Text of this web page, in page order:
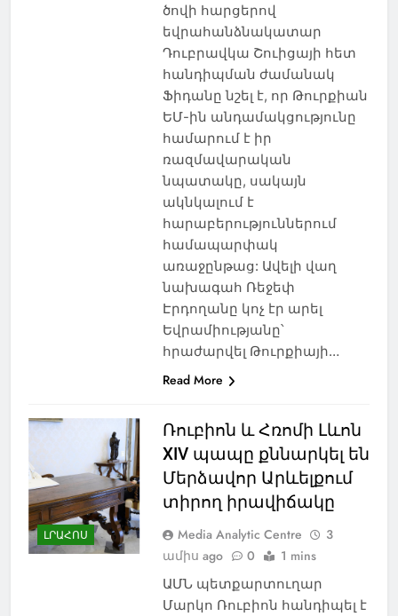
ծովի հարցերով
եվրահանձնակատար
Դուբրավկա Շուիցայի հետ
հանդիպման ժամանակ
Ֆիդանը նշել է, որ Թուրքիան
ԵՄ-ին անդամակցությունը
համարում է իր
ռազմավարական
նպատակը, սակայն
ակնկալում է
հարաբերություններում
համապարփակ
առաջընթաց: Ավելի վաղ
նախագահ Ռեջեփ
Էրդողանը կոչ էր արել
Եվրամիությանը՝
հրաժարվել Թուրքիայի…
Read More
ԼՐԱՀՈՍ
Ռուբիոն և Հռոմի Լևոն
XIV պապը քննարկել են
Մերձավոր Արևելքում
տիրող իրավիճակը
Media Analytic Centre
3
ամիս ago
0 1 mins
ԱՄՆ պետքարտուղար
Մարկո Ռուբիոն հանդիպել է